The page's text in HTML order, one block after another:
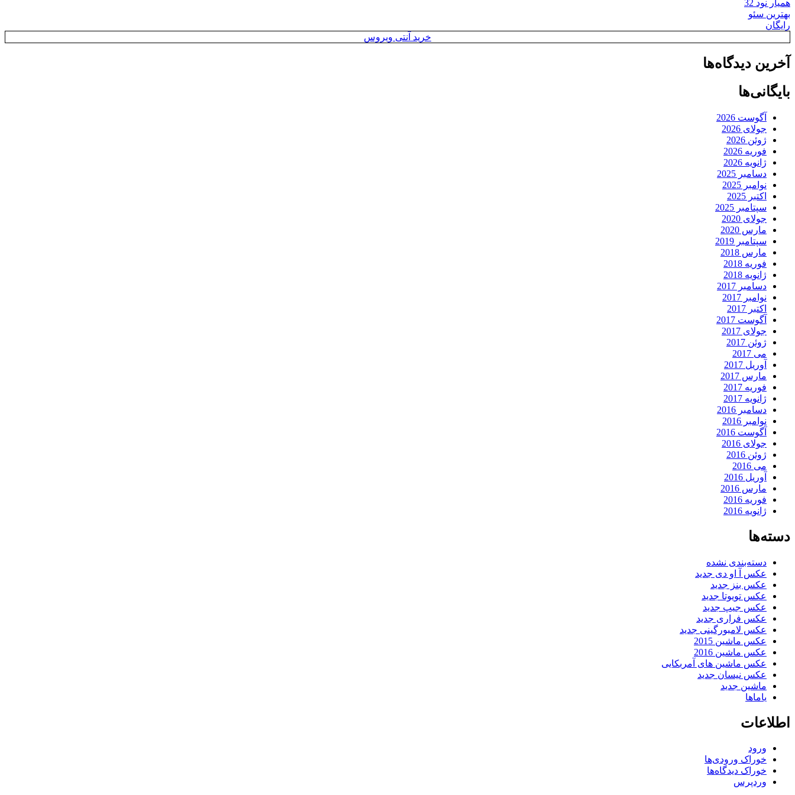
همیار نود 32
بهترین سئو
رایگان
خرید آنتی ویروس
آخرین دیدگاه‌ها
بایگانی‌ها
آگوست 2026
جولای 2026
ژوئن 2026
فوریه 2026
ژانویه 2026
دسامبر 2025
نوامبر 2025
اکتبر 2025
سپتامبر 2025
جولای 2020
مارس 2020
سپتامبر 2019
مارس 2018
فوریه 2018
ژانویه 2018
دسامبر 2017
نوامبر 2017
اکتبر 2017
آگوست 2017
جولای 2017
ژوئن 2017
می 2017
آوریل 2017
مارس 2017
فوریه 2017
ژانویه 2017
دسامبر 2016
نوامبر 2016
آگوست 2016
جولای 2016
ژوئن 2016
می 2016
آوریل 2016
مارس 2016
فوریه 2016
ژانویه 2016
دسته‌ها
دسته‌بندی نشده
عکس آ او دی جدید
عکس بنز جدید
عکس تویوتا جدید
عکس جیپ جدید
عکس فراری جدید
عکس لامبورگینی جدید
عکس ماشین 2015
عکس ماشین 2016
عکس ماشین های آمربکایی
عکس نیسان جدید
ماشین جدید
یاماها
اطلاعات
ورود
خوراک ورودی‌ها
خوراک دیدگاه‌ها
وردپرس